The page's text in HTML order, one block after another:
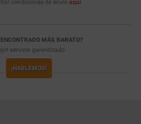
condiciones de envío aquí
MÁS BARATO?
servicio garantizado
¡HABLEMOS!